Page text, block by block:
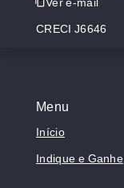
Menu
Início
Indique e Ganhe
CRECI J6646